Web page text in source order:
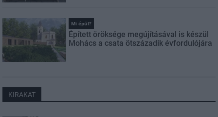
Mi épül?
Épített öröksége megújításával is készül
Mohács a csata ötszázadik évfordulójára
KIRAKAT